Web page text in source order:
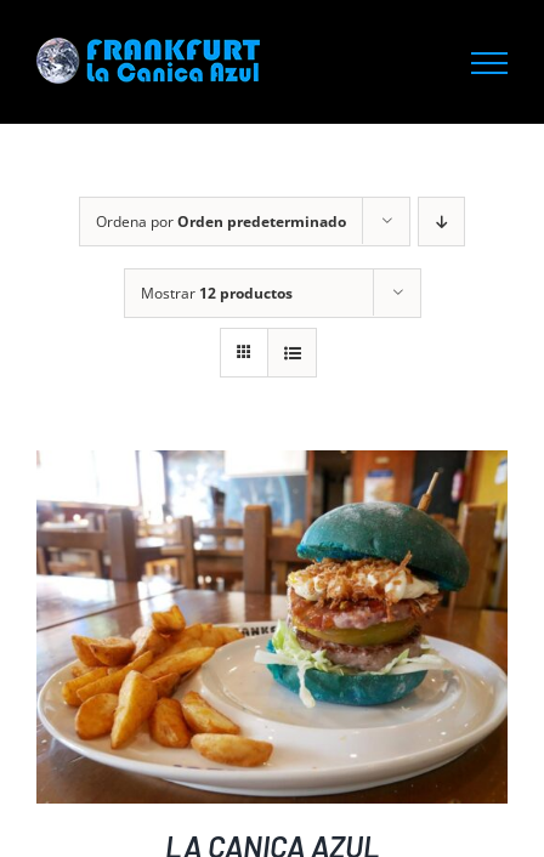
contenido
Ordena porOrden predeterminado
Mostrar 12 productos
LA CANICA AZUL